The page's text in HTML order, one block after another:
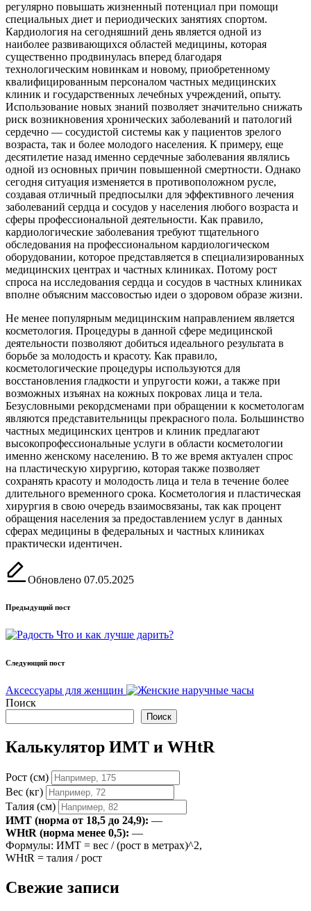
регулярно повышать жизненный потенциал при помощи
специальных диет и периодических занятиях спортом.
Кардиология на сегодняшний день является одной из
наиболее развивающихся областей медицины, которая
существенно продвинулась вперед благодаря
технологическим новинкам и новому, приобретенному
квалифицированным персоналом частных медицинских
клиник и государственных лечебных учреждений, опыту.
Использование новых знаний позволяет значительно снижать
риск возникновения хронических заболеваний и патологий
сердечно — сосудистой системы как у пациентов зрелого
возраста, так и более молодого населения. К примеру, еще
десятилетие назад именно сердечные заболевания являлись
одной из основных причин повышенной смертности. Однако
сегодня ситуация изменяется в противоположном русле,
создавая отличный предпосылки для эффективного лечения
заболеваний сердца и сосудов у населения любого возраста и
сферы профессиональной деятельности. Как правило,
кардиологические заболевания требуют тщательного
обследования на профессиональном кардиологическом
оборудовании, которое представляется в специализированных
медицинских центрах и частных клиниках. Потому рост
спроса на исследования сердца и сосудов в частных клиниках
вполне объясним массовостью идеи о здоровом образе жизни.
Не менее популярным медицинским направлением является
косметология. Процедуры в данной сфере медицинской
деятельности позволяют добиться идеального результата в
борьбе за молодость и красоту. Как правило,
косметологические процедуры используются для
восстановления гладкости и упругости кожи, а также при
возможных изъянах на кожных покровах лица и тела.
Безусловными рекордсменами при обращении к косметологам
являются представительницы прекрасного пола. Большинство
частных медицинских центров и клиник предлагают
высокопрофессиональные услуги в области косметологии
именно женскому населению. В то же время актуален спрос
на пластическую хирургию, которая также позволяет
сохранять красоту и молодость лица и тела в течение более
длительного временного срока. Косметология и пластическая
хирургия в свою очередь взаимосвязаны, так как процент
обращения населения за предоставлением услуг в данных
сферах медицины в федеральных и частных клиниках
практически идентичен.
Обновлено 07.05.2025
Навигация
записи
Предыдущий пост
Что и как лучше дарить?
Следующий пост
Аксессуары для женщин
Поиск
Поиск
Калькулятор ИМТ и WHtR
Рост (см)
Вес (кг)
Талия (см)
ИМТ (норма от 18,5 до 24,9): —
WHtR (норма менее 0,5): —
Формулы: ИМТ = вес / (рост в метрах)^2,
WHtR = талия / рост
Свежие записи